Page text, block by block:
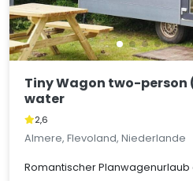
Tiny Wagon two-person
water
2,6
Almere, Flevoland, Niederlande
Romantischer Planwagenurlaub